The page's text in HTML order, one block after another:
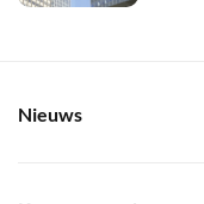
Nieuws